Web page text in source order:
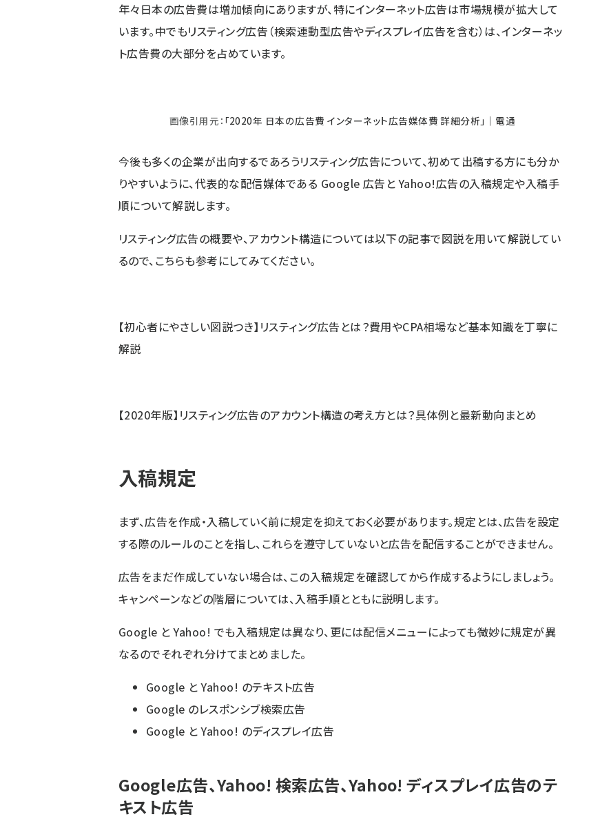
年々日本の広告費は増加傾向にありますが、特にインターネット広告は市場規模が拡大して
います。中でもリスティング広告（検索連動型広告やディスプレイ広告を含む）は、インターネッ
ト広告費の大部分を占めています。
画像引用元： 「2020年 日本の広告費 インターネット広告媒体費 詳細分析」｜電通
今後も多くの企業が出向するであろうリスティング広告について、初めて出稿する方にも分か
りやすいように、代表的な配信媒体である Google 広告と Yahoo!広告の入稿規定や入稿手
順について解説します。
リスティング広告の概要や、アカウント構造については以下の記事で図説を用いて解説してい
るので、こちらも参考にしてみてください。
【初心者にやさしい図説つき】リスティング広告とは？費用やCPA相場など基本知識を丁寧に
解説
【2020年版】リスティング広告のアカウント構造の考え方とは？具体例と最新動向まとめ
入稿規定
まず、広告を作成・入稿していく前に規定を抑えておく必要があります。規定とは、広告を設定
する際のルールのことを指し、これらを遵守していないと広告を配信することができません。
広告をまだ作成していない場合は、この入稿規定を確認してから作成するようにしましょう。
キャンペーンなどの階層については、入稿手順とともに説明します。
Google と Yahoo! でも入稿規定は異なり、更には配信メニューによっても微妙に規定が異
なるのでそれぞれ分けてまとめました。
Google と Yahoo! のテキスト広告
Google のレスポンシブ検索広告
Google と Yahoo! のディスプレイ広告
Google広告、Yahoo! 検索広告、Yahoo! ディスプレイ広告のテ
キスト広告